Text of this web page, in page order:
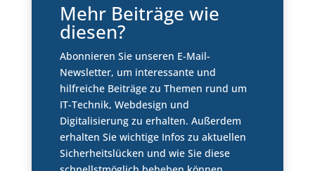
Mehr Beiträge wie
diesen?
Abonnieren Sie unseren E-Mail-
Newsletter, um interessante und
hilfreiche Beiträge zu Themen rund um
IT-Technik, Webdesign und
Digitalisierung zu erhalten. Außerdem
erhalten Sie wichtige Infos zu aktuellen
Sicherheitslücken und wie Sie diese